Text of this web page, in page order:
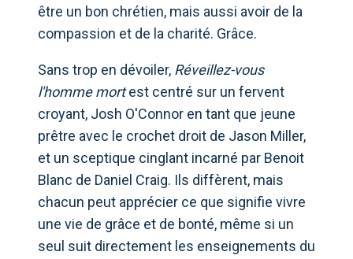
être un bon chrétien, mais aussi avoir de la
compassion et de la charité. Grâce.
Sans trop en dévoiler, Réveillez-vous
l'homme mortest centré sur un fervent
croyant, Josh O'Connor en tant que jeune
prêtre avec le crochet droit de Jason Miller,
et un sceptique cinglant incarné par Benoit
Blanc de Daniel Craig. Ils diffèrent, mais
chacun peut apprécier ce que signifie vivre
une vie de grâce et de bonté, même si un
seul suit directement les enseignements du